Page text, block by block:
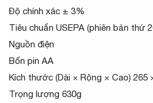
Độ chính xác ± 3%
Tiêu chuẩn USEPA (phiên bản thứ
Nguồn điện
Bốn pin AA
Kích thước (Dài × Rộng × Cao) 265
Trọng lượng 630g